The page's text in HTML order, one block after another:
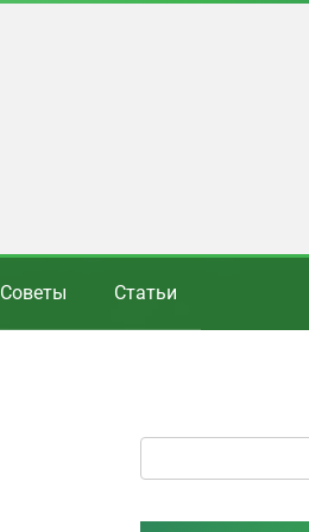
Советы Статьи